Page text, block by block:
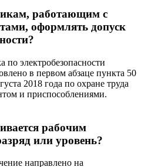
работающим с
оформлять допуск
по электробезопасности
в первом абзаце пункта 50
2018 года по охране труда
и приспособлениями.
рабочим
или уровень?
направлено на